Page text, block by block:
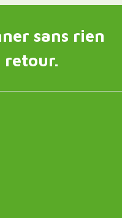
sans rien
retour.